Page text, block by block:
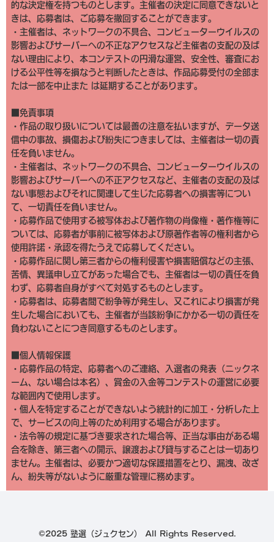
的な決定権を持つものとします。主催者の決定に同意できないと
きは、応募者は、ご応募を撤回することができます。
・主催者は、ネットワークの不具合、コンピューターウイルスの
影響およびサーバーへの不正なアクセスなど主催者の支配の及ば
ない理由により、本コンテストの円滑な運営、安全性、審査にお
ける公平性等を損なうと判断したときは、作品応募受付の全部ま
たは一部を中止また は延期することがあります。
■免責事項
・作品の取り扱いについては最善の注意を払いますが、データ送
信中の事故、損傷および紛失につきましては、主催者は一切の責
任を負いません。
・主催者は、ネットワークの不具合、コンピューターウイルスの
影響およびサーバーへの不正アクセスなど、主催者の支配の及ば
ない事態およびそれに関連して生じた応募者への損害等につい
て、一切責任を負いません。
・応募作品で使用する被写体および著作物の肖像権・著作権等に
ついては、応募者が事前に被写体および原著作者等の権利者から
使用許諾・承認を得たうえで応募してください。
・応募作品に関し第三者からの権利侵害や損害賠償などの主張、
苦情、異議申し立てがあった場合でも、主催者は一切の責任を負
わず、応募者自身がすべて対処するものとします。
・応募者は、応募者間で紛争等が発生し、又これにより損害が発
生した場合においても、主催者が当該紛争にかかる一切の責任を
負わないことにつき同意するものとします。
■個人情報保護
・応募作品の特定、応募者へのご連絡、入選者の発表（ニックネ
ーム、ない場合は本名）、賞金の入金等コンテストの運営に必要
な範囲内で使用します。
・個人を特定することができないよう統計的に加工・分析した上
で、サービスの向上等のため利用する場合があります。
・法令等の規定に基づき要求された場合等、正当な事由がある場
合を除き、第三者への開示、譲渡および貸与することは一切あり
ません。主催者は、必要かつ適切な保護措置をとり、漏洩、改ざ
ん、紛失等がないように厳重な管理に務めます。
©2025 塾選（ジュクセン） All Rights Reserved.